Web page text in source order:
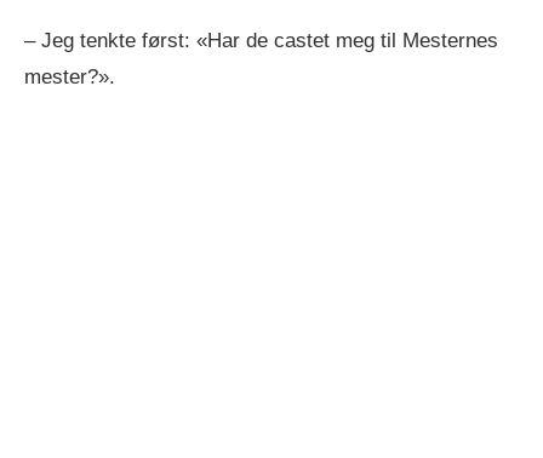
– Jeg tenkte først: «Har de castet meg til Mesternes
mester?».